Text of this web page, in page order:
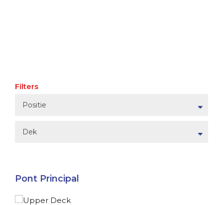
Filters
Positie
Dek
Pont Principal